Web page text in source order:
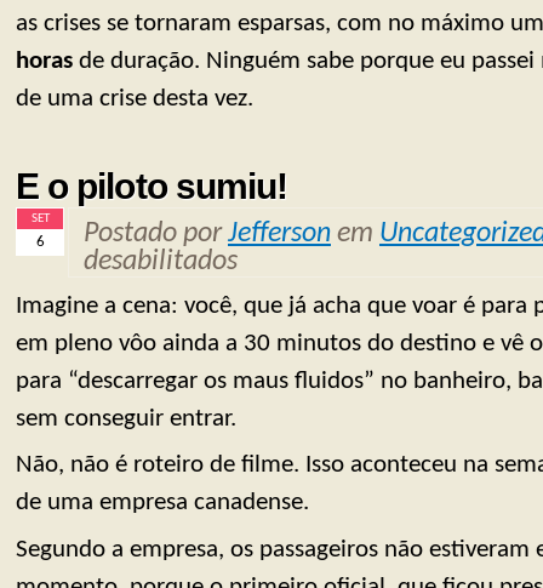
as crises se tornaram esparsas, com no máximo
horas de duração. Ninguém sabe porque eu
de uma crise desta vez.
E o piloto sumiu!
SET
6 Postado porJefferson em
desabilitados
Imagine a cena: você, que já acha que voar é para
em pleno vôo ainda a 30 minutos do destino e vê
para “descarregar os maus fluidos” no banheiro,
sem conseguir entrar.
Não, não é roteiro de filme. Isso aconteceu na
de uma empresa canadense.
Segundo a empresa, os passageiros não